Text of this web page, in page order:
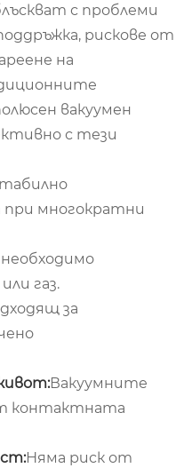
с проблеми
рискове от
на
вакуумен
с тези
при многократни
газ.
за
Вакуумните
контактната
Няма риск от